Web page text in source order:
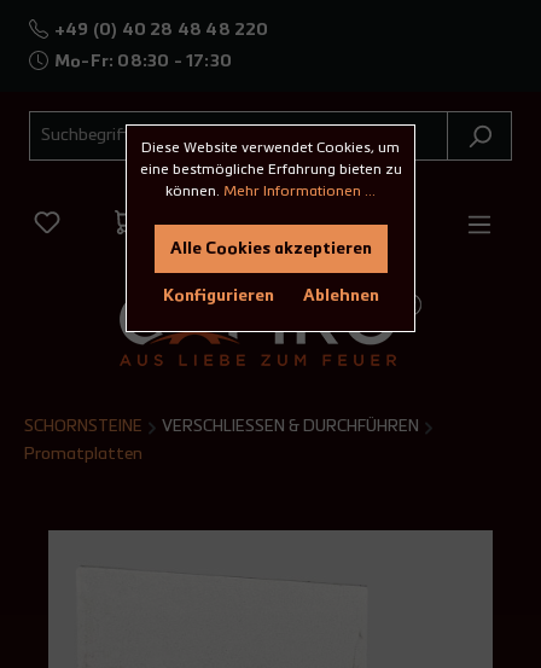
+49 (0) 40 28 48 48 220
Mo-Fr: 08:30 - 17:30
SCHORNSTEINE
VERSCHLIESSEN & DURCHFÜHREN
Promatplatten
Diese Website verwendet Cookies, um
eine bestmögliche Erfahrung bieten zu
können. Mehr Informationen ...
Ablehnen
Konfigurieren
Alle Cookies akzeptieren